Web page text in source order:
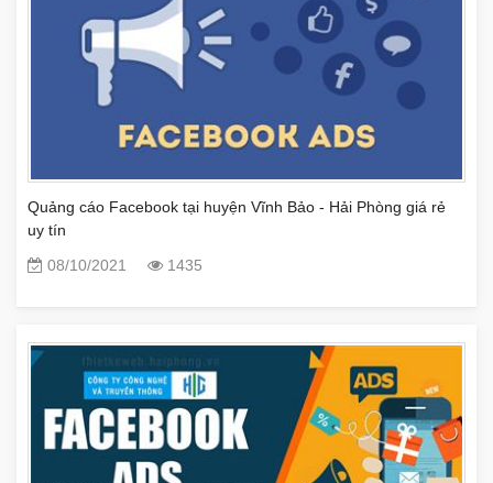
Quảng cáo Facebook tại huyện Vĩnh Bảo - Hải Phòng giá rẻ
uy tín
08/10/2021
1435